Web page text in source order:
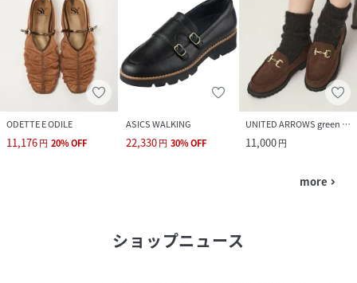
ODETTE E ODILE
11,176円 20%OFF
ASICS WALKING
22,330円 30%OFF
UNITED ARROWS green label relaxing
11,000円
more navigate_next
ショップニュース